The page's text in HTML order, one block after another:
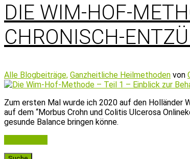
DIE WIM-HOF-
CHRONISCH-
Alle Blogbeiträge, Ganzheitliche Heilmethoden von
Zum ersten Mal wurde ich 2020 auf den
auf dem “Morbus Crohn und Colitis Ulcerosa
gesunde Balance bringen könne.